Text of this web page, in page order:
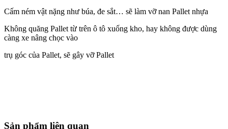
Cấm ném vật nặng như búa, đe sắt… sẽ làm vỡ nan Pallet nhựa
Không quăng Pallet từ trên ô tô xuống kho, hay không được dùng
càng xe nâng chọc vào
trụ góc của Pallet, sẽ gây vỡ Pallet
Sản phẩm liên quan